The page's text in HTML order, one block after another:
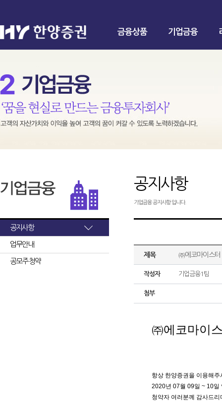
금융상품 기업금융
공지사항
업무안내
공모주 청약
공지사항
기업금융 공지사항 입니다.
제목 ㈜에코마이스터
작성자 기업금융1팀
첨부
㈜에코마이
항상 한양증권을 이용해
2020년 07월 09일 ~ 10일
청약자 여러분께 감사드